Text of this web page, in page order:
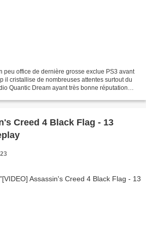
peu office de dernière grosse exclue PS3 avant
il cristallise de nombreuses attentes surtout du
Quantic Dream ayant très bonne réputation
Creed 4 Black Flag - 13